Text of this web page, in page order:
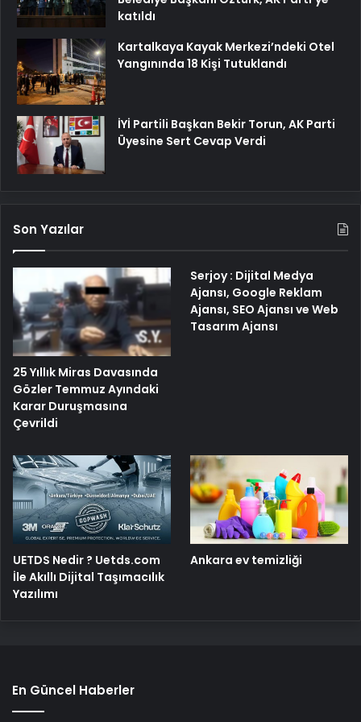
katıldı
Kartalkaya Kayak Merkezi’ndeki Otel
Yangınında 18 Kişi Tutuklandı
İYİ Partili Başkan Bekir Torun, AK Parti
Üyesine Sert Cevap Verdi
Son Yazılar
25 Yıllık Miras Davasında
Gözler Temmuz Ayındaki
Karar Duruşmasına
Çevrildi
Serjoy : Dijital Medya
Ajansı, Google Reklam
Ajansı, SEO Ajansı ve Web
Tasarım Ajansı
UETDS Nedir ? Uetds.com
İle Akıllı Dijital Taşımacılık
Yazılımı
Ankara ev temizliği
En Güncel Haberler